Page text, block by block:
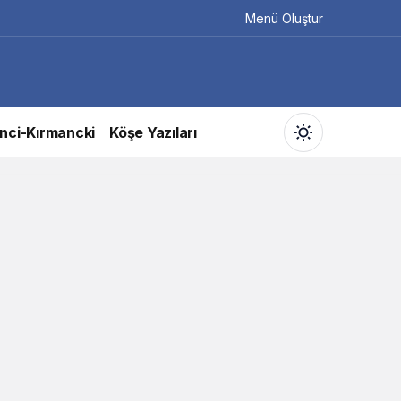
Menü Oluştur
Kırmancki Köşe Yazıları